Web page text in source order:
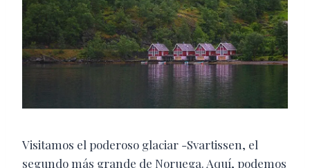
Visitamos el poderoso glaciar -Svartissen, el
segundo más grande de Noruega. Aquí, podemos